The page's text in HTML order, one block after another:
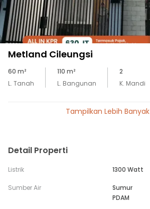
Metland Cileungsi
60 m²
L. Tanah
110 m²
L. Bangunan
2
K. Mandi
Tampilkan Lebih Banyak
Detail Properti
Listrik 1300 Watt
Sumber Air
Sumur
PDAM